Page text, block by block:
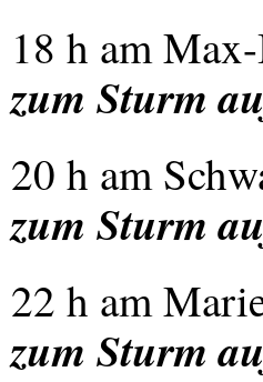
18 h am
zum Sturm
20 h am
zum Sturm
22 h am
zum Sturm